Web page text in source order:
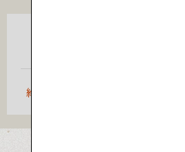
約1時間20分